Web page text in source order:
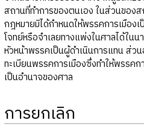
สถานที่ทำการของตนเอง ในส่วนของ
กฎหมายมิได้กำหนดให้พรรคการเมืองเ
โจทย์หรือจำเลยทางแพ่งในศาลได้ใน
หัวหน้าพรรคเป็นผู้ดำเนินการแทน ส่ว
ทะเบียนพรรคการเมืองซึ่งทำให้พรร
เป็นอำนาจของศาล
การยกเลิก